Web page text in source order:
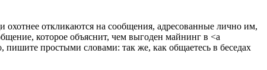
откликаются на сообщения, адресованные лично им,
которое объяснит, чем выгоден майнинг в <a
пишите простыми словами: так же, как общаетесь в беседах